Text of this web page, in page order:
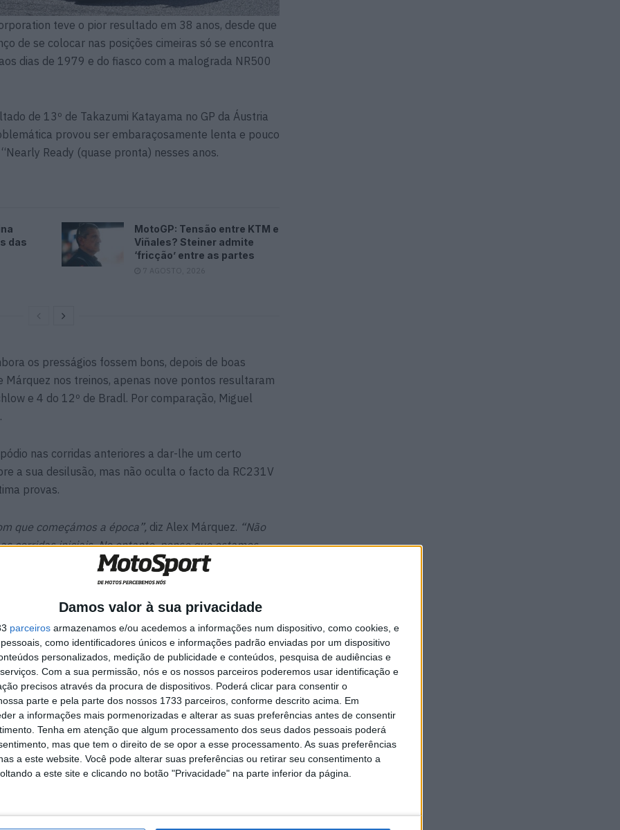
Damos valor à sua privacidade
parceiros armazenamos e/ou acedemos a informações num dispositivo, como cookies, e
como identificadores únicos e informações padrão enviadas por um dispositivo
personalizados, medição de publicidade e conteúdos, pesquisa de audiências e
Com a sua permissão, nós e os nossos parceiros poderemos usar identificação e
precisos através da procura de dispositivos. Poderá clicar para consentir o
parte e pela parte dos nossos 1733 parceiros, conforme descrito acima. Em
a informações mais pormenorizadas e alterar as suas preferências antes de consentir
Tenha em atenção que algum processamento dos seus dados pessoais poderá
mas que tem o direito de se opor a esse processamento. As suas preferências
a este website. Você pode alterar suas preferências ou retirar seu consentimento a
a este site e clicando no botão "Privacidade" na parte inferior da página.
teve o pior resultado em 38 anos, desde que
de se colocar nas posições cimeiras só se encontra
dias de 1979 e do fiasco com a malograda NR500
de 13º de Takazumi Katayama no GP da Áustria
provou ser embaraçosamente lenta e pouco
Ready (quase pronta) nesses anos.
das
MotoGP: Tensão entre KTM e
Viñales? Steiner admite
‘fricção’ entre as partes
7 AGOSTO, 2026
os presságios fossem bons, depois de boas
Márquez nos treinos, apenas nove pontos resultaram
e 4 do 12º de Bradl. Por comparação, Miguel
nas corridas anteriores a dar-lhe um certo
a sua desilusão, mas não oculta o facto da RC231V
provas.
que começámos a época”, diz Alex Márquez. “Não
corridas iniciais. No entanto, penso que estamos
nossos pontos fortes. É o meu primeiro ano, por
cada vez entendo tudo melhor.”
O irmão de Marc não só está a lutar com
of the Year”, como silenciou muitos que tinham
não estava habituado a eles. Mas é normal. Na
depois da minha mudança. Entretanto, ao todo,
com o pneu dianteiro e também tenho uma melhor
tinham-se queixado do pneu traseiro, que tantas